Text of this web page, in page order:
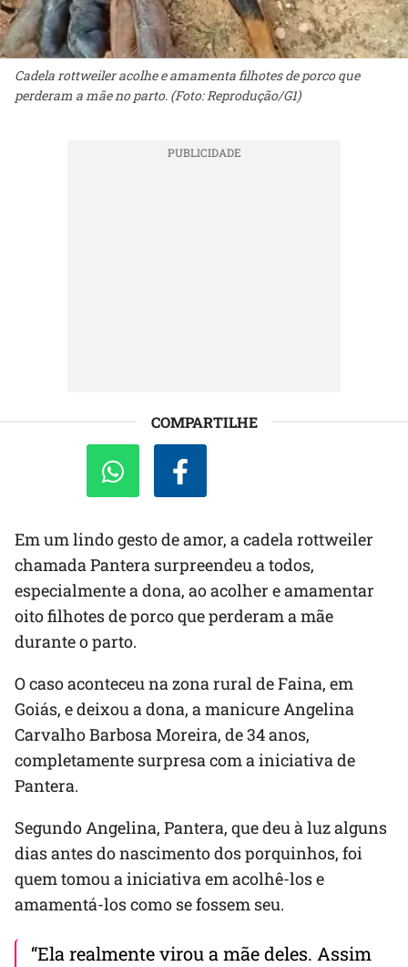
Cadela rottweiler acolhe e amamenta filhotes de porco que
perderam a mãe no parto. (Foto: Reprodução/G1)
COMPARTILHE
Em um lindo gesto de amor, a cadela rottweiler
chamada Pantera surpreendeu a todos,
especialmente a dona, ao acolher e amamentar
oito filhotes de porco que perderam a mãe
durante o parto.
O caso aconteceu na zona rural de Faina, em
Goiás, e deixou a dona, a manicure Angelina
Carvalho Barbosa Moreira, de 34 anos,
completamente surpresa com a iniciativa de
Pantera.
Segundo Angelina, Pantera, que deu à luz alguns
dias antes do nascimento dos porquinhos, foi
quem tomou a iniciativa em acolhê-los e
amamentá-los como se fossem seu.
“Ela realmente virou a mãe deles. Assim